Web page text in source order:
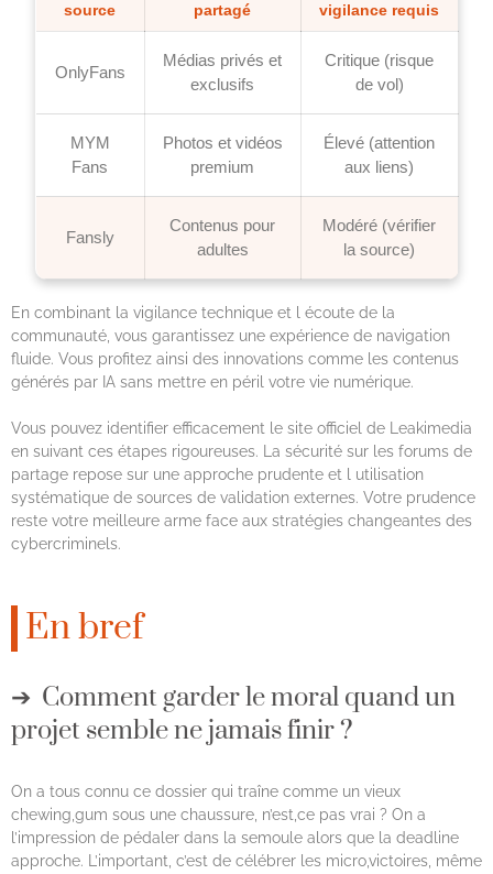
source
partagé
vigilance requis
OnlyFans
Médias privés et
exclusifs
Critique (risque
de vol)
MYM
Fans
Photos et vidéos
premium
Élevé (attention
aux liens)
Fansly
Contenus pour
adultes
Modéré (vérifier
la source)
En combinant la vigilance technique et l écoute de la
communauté, vous garantissez une expérience de navigation
fluide. Vous profitez ainsi des innovations comme les contenus
générés par IA sans mettre en péril votre vie numérique.
Vous pouvez identifier efficacement le site officiel de Leakimedia
en suivant ces étapes rigoureuses. La sécurité sur les forums de
partage repose sur une approche prudente et l utilisation
systématique de sources de validation externes. Votre prudence
reste votre meilleure arme face aux stratégies changeantes des
cybercriminels.
En bref
Comment garder le moral quand un
projet semble ne jamais finir ?
On a tous connu ce dossier qui traîne comme un vieux
chewing,gum sous une chaussure, n’est,ce pas vrai ? On a
l’impression de pédaler dans la semoule alors que la deadline
approche. L’important, c’est de célébrer les micro,victoires, même